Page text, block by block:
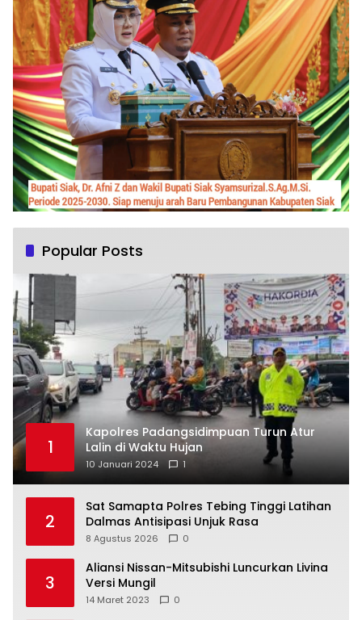
Popular Posts
1
Kapolres Padangsidimpuan Turun Atur
Lalin di Waktu Hujan
10 Januari 2024 1
2
Sat Samapta Polres Tebing Tinggi Latihan
Dalmas Antisipasi Unjuk Rasa
8 Agustus 2026 0
3
Aliansi Nissan-Mitsubishi Luncurkan Livina
Versi Mungil
14 Maret 2023 0